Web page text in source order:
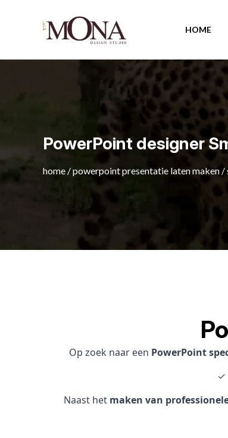
HOME
PowerPoint designer
home/powerpoint presentatie laten maken /
Op zoek naar een PowerPoint
✓
Naast het maken van